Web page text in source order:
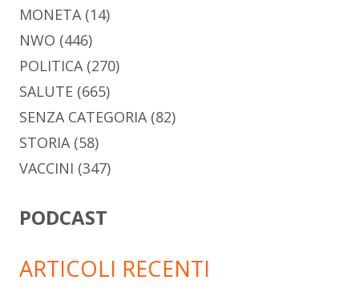
MONETA(14)
NWO (446)
POLITICA(270)
SALUTE (665)
SENZA CATEGORIA(82)
STORIA(58)
VACCINI (347)
PODCAST
ARTICOLI RECENTI